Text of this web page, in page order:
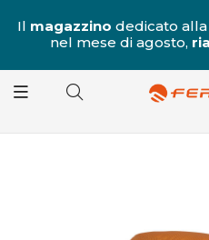
Il magazzino dedicato
nel mese di agosto,